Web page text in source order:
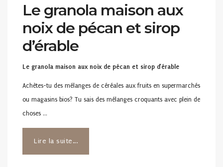
Le granola maison aux
noix de pécan et sirop
d’érable
Le granola maison aux noix de pécan et sirop d’érable
Achètes-tu des mélanges de céréales aux fruits en supermarchés
ou magasins bios? Tu sais des mélanges croquants avec plein de
choses …
Lire la suite...